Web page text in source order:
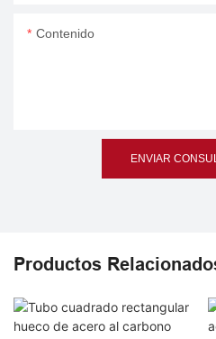
Contenido
ENVIAR
Productos